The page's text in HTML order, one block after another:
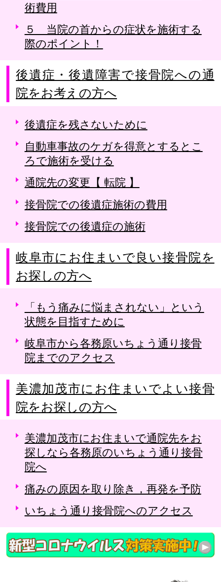
術費用
５ 当院の首からの症状を施術する
際のポイント！
後遺症・後遺障害で接骨院への通
院をお考えの方へ
後遺症を残さないために
自動車事故のケガを得意とするとこ
ろで施術を受ける
通院先の変更【 転院 】
接骨院での後遺症施術の費用
接骨院での後遺症の施術
岐阜市にお住まいで良い接骨院を
お探しの方へ
「もう痛みに悩まされない」という
状態を目指すために
岐阜市から各務原いちょう通り接骨
院までのアクセス
美濃加茂市にお住まいでよい接骨
院をお探しの方へ
美濃加茂市にお住まいで通院先をお
探しなら各務原のいちょう通り接骨
院へ
痛みの原因を取り除き，再発を予防
いちょう通り接骨院へのアクセス